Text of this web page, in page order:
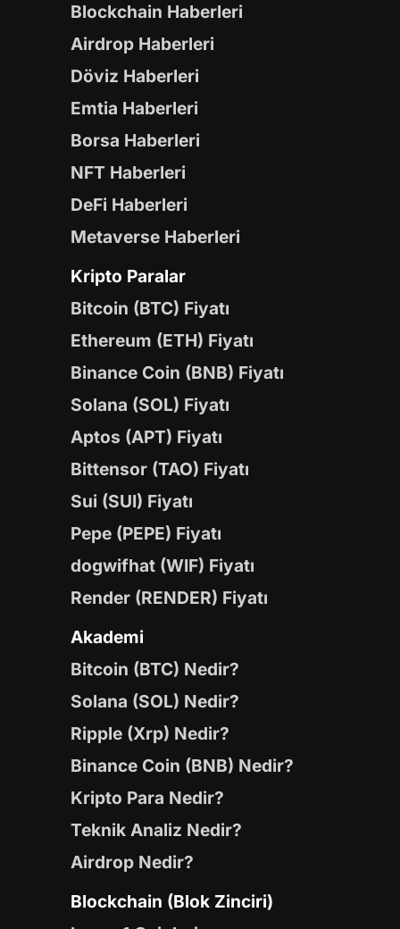
Blockchain Haberleri
Airdrop Haberleri
Döviz Haberleri
Emtia Haberleri
Borsa Haberleri
NFT Haberleri
DeFi Haberleri
Metaverse Haberleri
Kripto Paralar
Bitcoin (BTC) Fiyatı
Ethereum (ETH) Fiyatı
Binance Coin (BNB) Fiyatı
Solana (SOL) Fiyatı
Aptos (APT) Fiyatı
Bittensor (TAO) Fiyatı
Sui (SUI) Fiyatı
Pepe (PEPE) Fiyatı
dogwifhat (WIF) Fiyatı
Render (RENDER) Fiyatı
Akademi
Bitcoin (BTC) Nedir?
Solana (SOL) Nedir?
Ripple (Xrp) Nedir?
Binance Coin (BNB) Nedir?
Kripto Para Nedir?
Teknik Analiz Nedir?
Airdrop Nedir?
Blockchain (Blok Zinciri)